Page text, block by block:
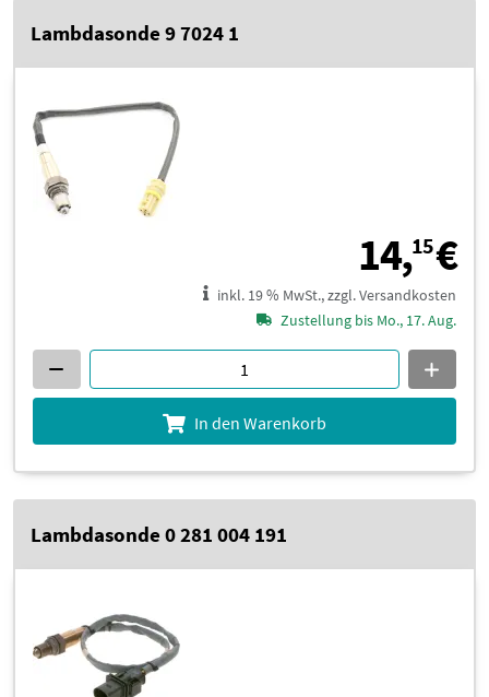
Lambdasonde 9 7024 1
14,15€
inkl. 19 % MwSt., zzgl. Versandkosten
Zustellung bis Mo., 17. Aug.
In den Warenkorb
Lambdasonde 0 281 004 191